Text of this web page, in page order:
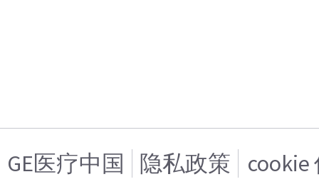
GE医疗中国 隐私政策 cookie